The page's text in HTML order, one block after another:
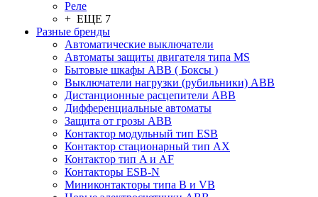
Реле
+ ЕЩЕ 7
Разные бренды
Автоматические выключатели
Автоматы защиты двигателя типа MS
Бытовые шкафы ABB ( Боксы )
Выключатели нагрузки (рубильники) ABB
Дистанционные расцепители ABB
Дифференциальные автоматы
Защита от грозы ABB
Контактор модульный тип ESB
Контактор стационарный тип AX
Контактор тип A и AF
Контакторы ESB-N
Миниконтакторы типа B и VB